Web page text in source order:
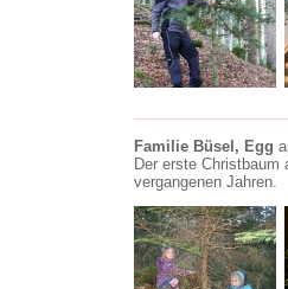
Familie Büsel, Egg
Der erste
vergangenen Jahren.